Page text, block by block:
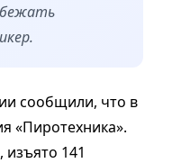
сообщили, что в
«Пиротехника».
141